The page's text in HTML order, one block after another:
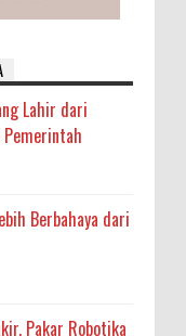
Lahir dari
Pemerintah
Berbahaya dari
Pakar Robotika